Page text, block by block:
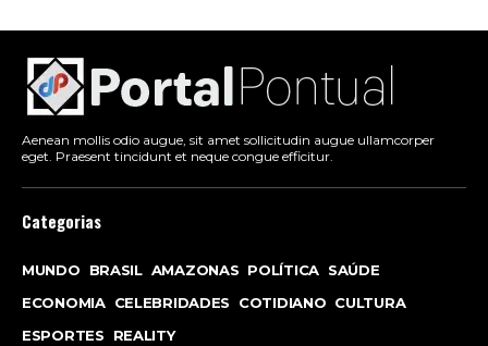
Aenean mollis odio augue, sit amet sollicitudin augue ullamcorper
eget. Praesent tincidunt et neque congue efficitur.
Categorias
MUNDO BRASIL AMAZONAS POLÍTICA SAÚDE
ECONOMIA CELEBRIDADES COTIDIANO CULTURA
ESPORTES
REALITY